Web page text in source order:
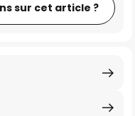
sur cet article ?